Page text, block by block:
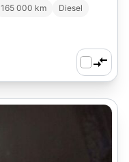
165 000 km
Diesel